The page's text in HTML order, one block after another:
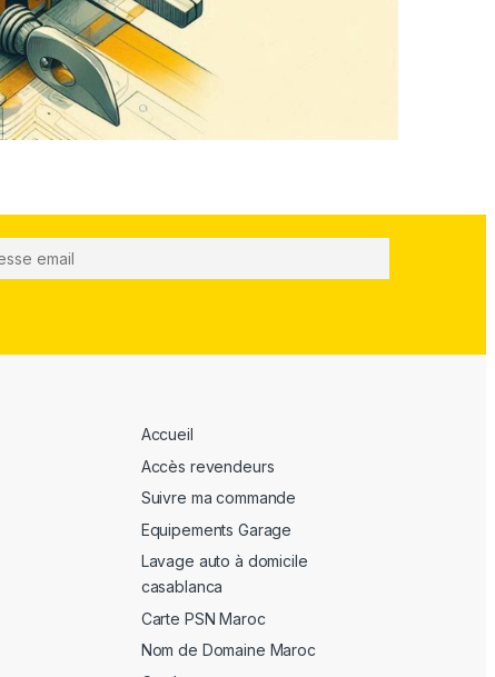
Accueil
Accès revendeurs
Suivre ma commande
Equipements Garage
Lavage auto à domicile
casablanca
Carte PSN Maroc
Nom de Domaine Maroc